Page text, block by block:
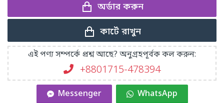
অর্ডার করুন
কার্টে রাখুন
এই পণ্য সম্পর্কে প্রশ্ন আছে? অনুগ্রহপূর্বক কল করুন:
+8801715-478394
Messenger WhatsApp